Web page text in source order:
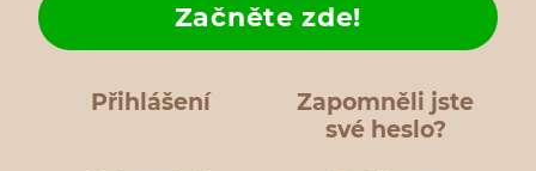
Přihlášení
Zapomněli jste
své heslo?
Začněte zde!